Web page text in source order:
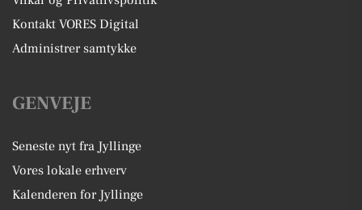
Kontakt VORES Digital
Administrer samtykke
GENVEJE
Seneste nyt fra Jyllinge
Vores lokale erhverv
Kalenderen for Jyllinge